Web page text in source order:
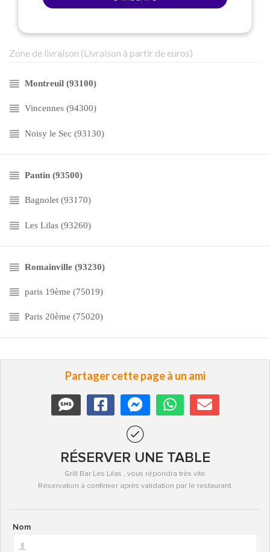
Zone de livraison (Livraison à partir de euros)
Montreuil (93100)
Vincennes (94300)
Noisy le Sec (93130)
Pantin (93500)
Bagnolet (93170)
Les Lilas (93260)
Romainville (93230)
paris 19ème (75019)
Paris 20ème (75020)
Partager cette page à un ami
RÉSERVER UNE TABLE
Grill Bar Les Lilas , vous répondra très vite
Réservation à confirmer après validation par le restaurant.
Nom